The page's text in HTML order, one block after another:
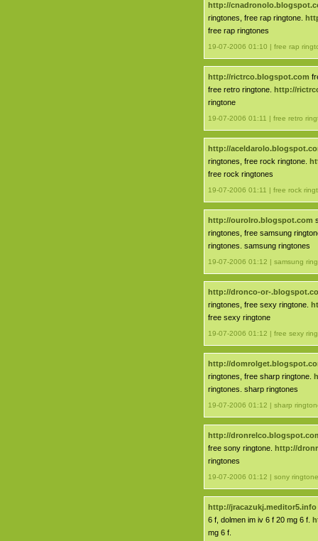
http://
ringtones, free rap ringtone.
free rap ringtones
19-07-2006 01:10 | free rap
http://rictrco.blogspot.com
free retro ringtone. http://
ringtone
19-07-2006 01:11 | free retro
http://
ringtones, free rock ringtone.
free rock ringtones
19-07-2006 01:11 | free rock
http://ourolro.blogspot.com
ringtones, free samsung
ringtones. samsung ringtones
19-07-2006 01:12 | samsung
http://dronco-or-
ringtones, free sexy ringtone.
free sexy ringtone
19-07-2006 01:12 | free sexy
http://
ringtones, free sharp ringtone.
ringtones. sharp ringtones
19-07-2006 01:12 | sharp
http://
free sony ringtone. http://
ringtones
19-07-2006 01:12 | sony
http://jracazukj.meditor5.info
6 f, dolmen im iv 6 f 20 mg 6 f.
mg 6 f.